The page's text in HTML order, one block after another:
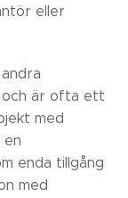
eller
är ofta ett
med
en
enda tillgång
med